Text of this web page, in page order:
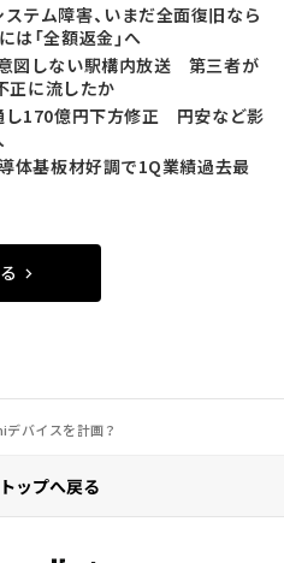
テム障害、いまだ全面復旧なら
「全額返金」へ
意図しない駅構内放送 第三者が
正に流したか
し170億円下方修正 円安など影
体基板材好調で1Q業績過去最
バイスを計画？
ップへ戻る